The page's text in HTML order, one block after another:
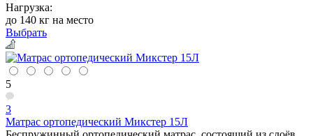
Нагрузка:
до 140 кг на место
Выбрать
5
3
Матрас ортопедический Микстер 15Л